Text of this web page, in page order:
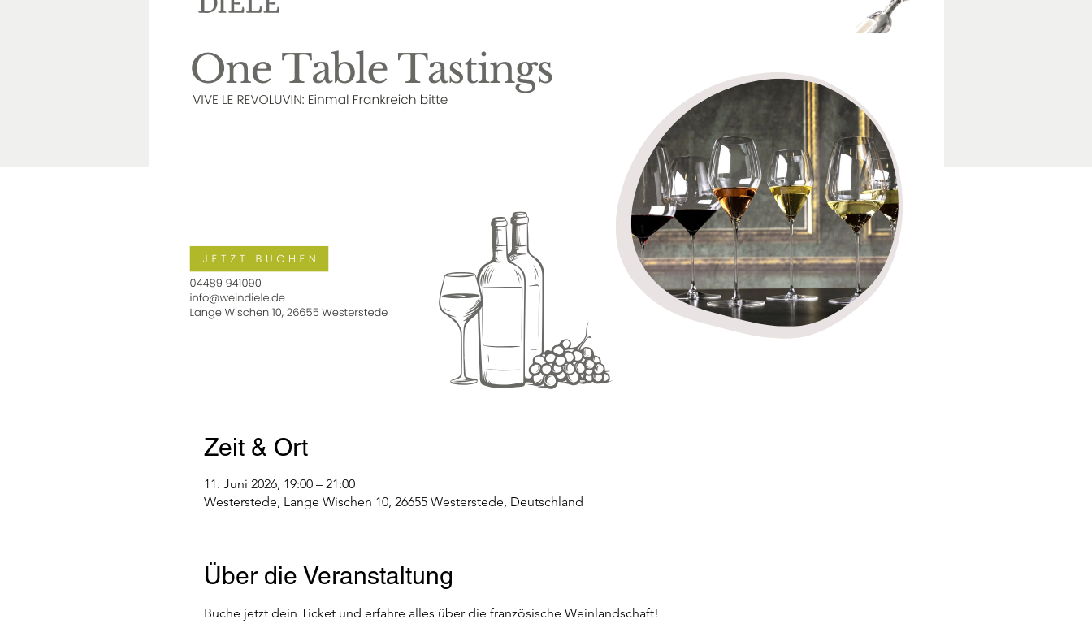
Zeit & Ort
11. Juni 2026, 19:00 – 21:00
Westerstede, Lange Wischen 10, 26655 Westerstede, Deutschland
Über die Veranstaltung
Buche jetzt dein Ticket und erfahre alles über die französische Weinlandschaft!